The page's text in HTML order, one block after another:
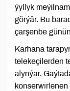
ýyllyk
görýär. Bu
çarşenbe
Kärhana
telekeçilerden
alynýar.